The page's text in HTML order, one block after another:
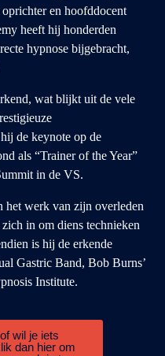
en hoofddocent
heeft hij honderden
hypnose bijgebracht,
wat blijkt uit de vele
de keynote op de
als “Trainer of the Year”
in de VS.
het werk van zijn overleden
in om diens technieken
is hij de erkende
Gastric Band, Bob Burns’
Institute.
wil je iets
dan hier om